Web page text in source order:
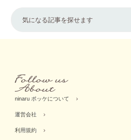
ninaru ポッケについて
運営会社
利用規約